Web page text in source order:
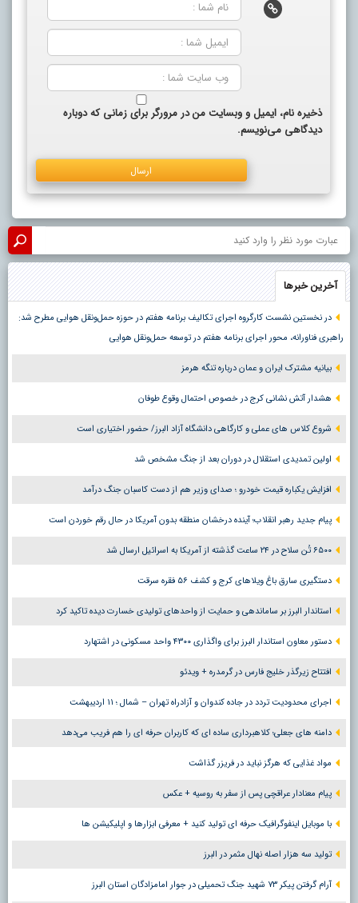
ذخیره نام، ایمیل و وبسایت من در مرورگر برای زمانی که دوباره
دیدگاهی می‌نویسم.
آخرین خبرها
در نخستین نشست کارگروه اجرای تکالیف برنامه هفتم در حوزه حمل‌ونقل هوایی مطرح شد:
راهبری فناورانه، محور اجرای برنامه هفتم در توسعه حمل‌ونقل هوایی
بیانیه مشترک ایران و عمان درباره تنگه هرمز
هشدار آتش نشانی کرج در خصوص احتمال وقوع طوفان
شروع کلاس های عملی و کارگاهی دانشگاه آزاد البرز/ حضور اختیاری است
اولین تمدیدی استقلال در دوران بعد از جنگ مشخص شد
افزایش یکباره قیمت خودرو ؛ صدای وزیر هم از دست کاسبان جنگ درآمد
پیام جدید رهبر انقلاب؛ آینده درخشان منطقه بدون آمریکا در حال رقم خوردن است
۶۵۰۰ تُن سلاح در ۲۴ ساعت گذشته از آمریکا به اسرائیل ارسال شد
دستگیری سارق باغ ویلاهای کرج و کشف ۵۶ فقره سرقت
استاندار البرز بر ساماندهی و حمایت از واحدهای تولیدی خسارت دیده تاکید کرد
دستور معاون استاندار البرز برای واگذاری ۴۳۰۰ واحد مسکونی در اشتهارد
افتتاح زیرگذر خلیج فارس در گرمدره + ویدئو
اجرای محدودیت تردد در جاده کندوان و آزادراه تهران – شمال ؛ ١١ اردیبهشت
دامنه های جعلی؛ کلاهبرداری ساده ای که کاربران حرفه ای را هم فریب می‌دهد
مواد غذایی که هرگز نباید در فریزر گذاشت
پیام معنادار عراقچی پس از سفر به روسیه + عکس
با موبایل اینفوگرافیک حرفه ای تولید کنید + معرفی ابزارها و اپلیکیشن ها
تولید سه هزار اصله نهال مثمر در البرز
آرام گرفتن پیکر ۷۳ شهید جنگ تحمیلی در جوار امامزادگان استان البرز